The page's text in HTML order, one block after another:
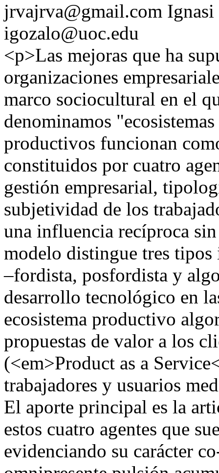
jrvajrva@gmail.com Ignasi
igozalo@uoc.edu
<p>Las mejoras que ha
organizaciones
marco sociocultural en el
denominamos
productivos funcionan
constituidos por cuatro
gestión empresarial,
subjetividad de los
una influencia recíproca
modelo distingue tres tipos
–fordista, posfordista y
desarrollo tecnológico en
ecosistema productivo
propuestas de valor a los
(<em>Product as a
trabajadores y usuarios
El aporte principal es la
estos cuatro agentes que
evidenciando su carácter